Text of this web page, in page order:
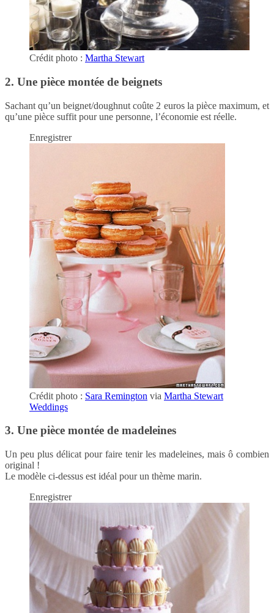
Crédit photo : Martha Stewart
2. Une pièce montée de beignets
Sachant qu’un beignet/doughnut coûte 2 euros la pièce maximum, et
qu’une pièce suffit pour une personne, l’économie est réelle.
Enregistrer
Crédit photo : Sara Remington via Martha Stewart
Weddings
3. Une pièce montée de madeleines
Un peu plus délicat pour faire tenir les madeleines, mais ô combien
original !
Le modèle ci-dessus est idéal pour un thème marin.
Enregistrer